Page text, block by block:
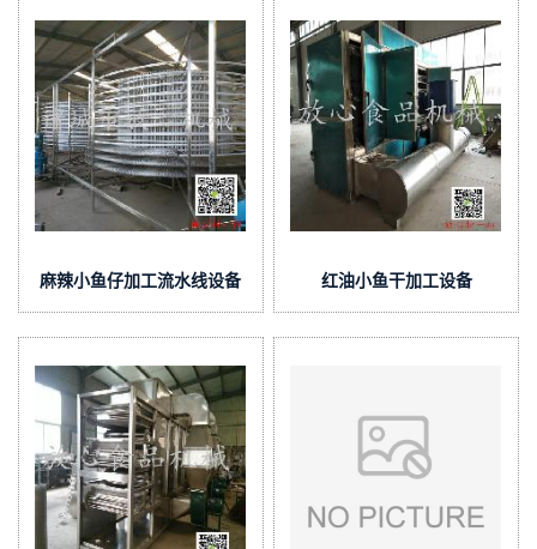
麻辣小鱼仔加工流水线设备 红油小鱼干加工设备